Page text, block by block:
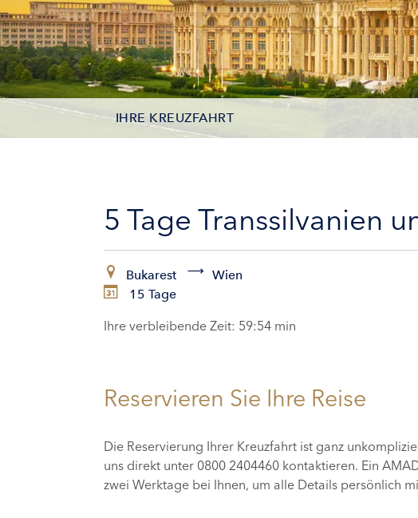
IHRE KREUZFAHRT
ZAHLUNG
5 Tage Transsilvanien
Bukarest
Wien
15 Tage
Ihre verbleibende Zeit: 59:53 min
Reservieren Sie Ihre Reise
Die Reservierung Ihrer Kreuzfahrt ist ganz
uns direkt unter 0800 2404460 kontaktieren. Ein
zwei Werktage bei Ihnen, um alle Details persönlich